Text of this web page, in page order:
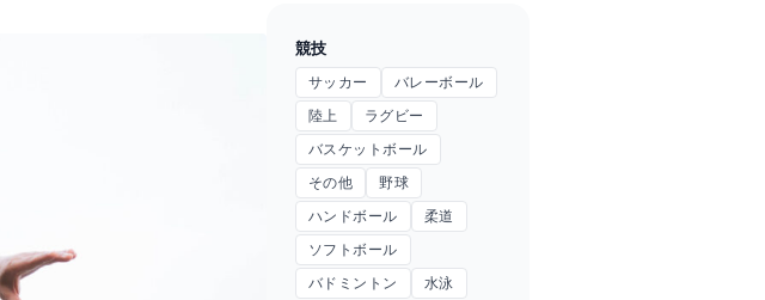
競技
サッカー
バレーボール
陸上
ラグビー
バスケットボール
その他
野球
ハンドボール
柔道
ソフトボール
バドミントン
水泳